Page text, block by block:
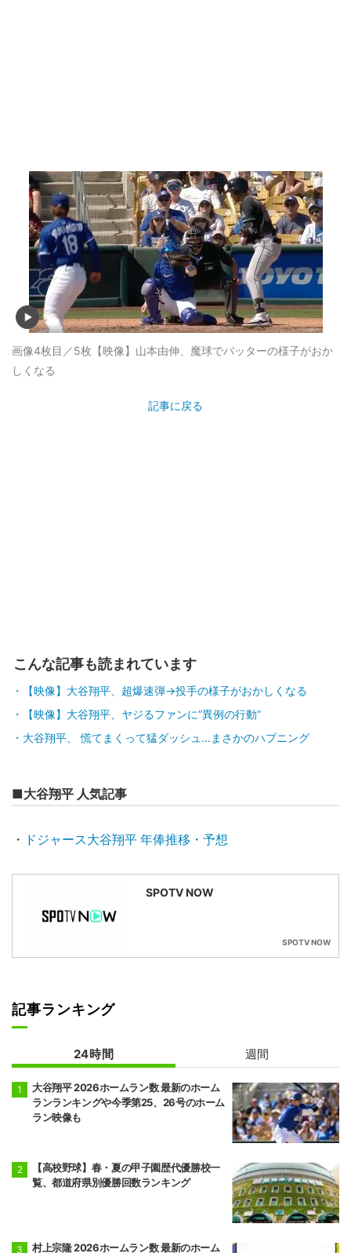
画像4枚目／5枚 【映像】山本由伸、魔球でバッターの様子がおか
しくなる
記事に戻る
こんな記事も読まれています
【映像】大谷翔平、超爆速弾→投手の様子がおかしくなる
【映像】大谷翔平、ヤジるファンに“異例の行動”
大谷翔平、 慌てまくって猛ダッシュ…まさかのハプニング
■大谷翔平 人気記事
・ ドジャース大谷翔平 年俸推移・予想
SPOTV NOW
SPOTV NOW
記事ランキング